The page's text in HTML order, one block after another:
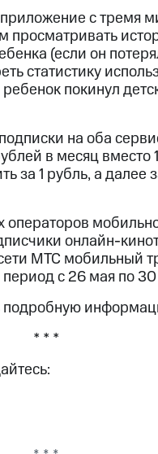
с тремя
просматривать
(если он
статистику
покинул
на оба
в месяц
1 рубль, а далее
онлайн-
МТС мобильный
с 26 мая по
подробную
* * *